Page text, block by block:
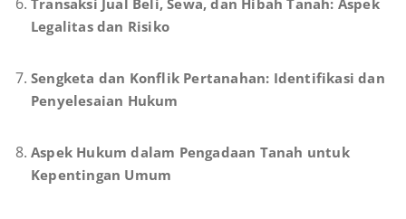
Transaksi Jual Beli, Sewa, dan Hibah Tanah: Aspek
Legalitas dan Risiko
Sengketa dan Konflik Pertanahan: Identifikasi dan
Penyelesaian Hukum
Aspek Hukum dalam Pengadaan Tanah untuk
Kepentingan Umum